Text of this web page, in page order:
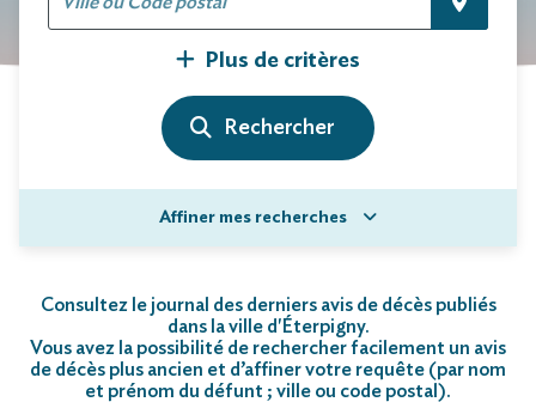
Plus de critères
Affiner mes recherches
Consultez le journal des derniers avis de décès publiés
dans la ville d'Éterpigny.
Vous avez la possibilité de rechercher facilement un avis
de décès plus ancien et d’affiner votre requête (par nom
et prénom du défunt ; ville ou code postal).